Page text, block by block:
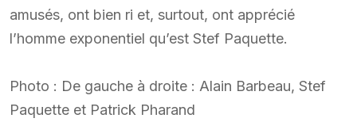
amusés, ont bien ri et, surtout, ont apprécié
l’homme exponentiel qu’est Stef Paquette.
Photo : De gauche à droite : Alain Barbeau, Stef
Paquette et Patrick Pharand